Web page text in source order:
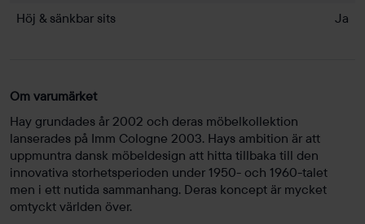
Höj & sänkbar sits
Ja
Om varumärket
Hay grundades år 2002 och deras möbelkollektion
lanserades på Imm Cologne 2003. Hays ambition är att
uppmuntra dansk möbeldesign att hitta tillbaka till den
innovativa storhetsperioden under 1950- och 1960-talet
men i ett nutida sammanhang. Deras koncept är mycket
omtyckt världen över.